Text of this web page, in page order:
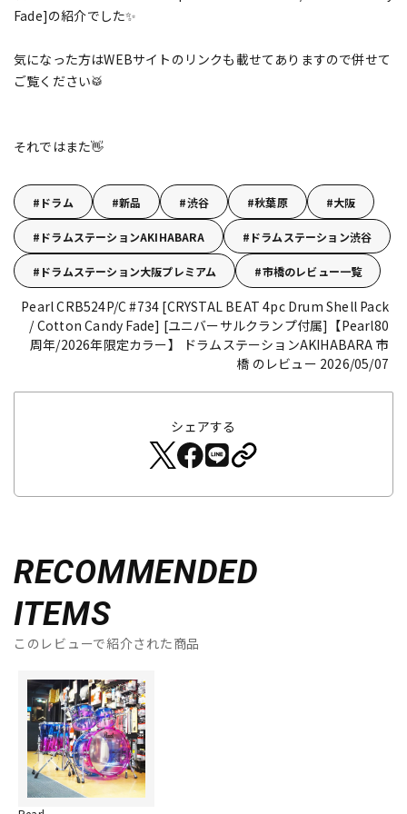
Fade]の紹介でした✨
気になった方はWEBサイトのリンクも載せてありますので併せて
ご覧ください🥁
それではまた👋
ドラム 新品 渋谷 秋葉原 大阪
ドラムステーションAKIHABARA ドラムステーション渋谷
ドラムステーション大阪プレミアム 市橋のレビュー一覧
Pearl CRB524P/C #734 [CRYSTAL BEAT 4pc Drum Shell Pack
/ Cotton Candy Fade] [ユニバーサルクランプ付属]【Pearl80
周年/2026年限定カラー】
ドラムステーションAKIHABARA 市
橋 のレビュー 2026/05/07
シェアする
RECOMMENDED
ITEMS
このレビューで紹介された商品